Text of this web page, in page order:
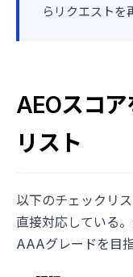
らリクエストを
AEOスコ
リスト
以下のチェックリ
直接対応している
AAAグレードを目指